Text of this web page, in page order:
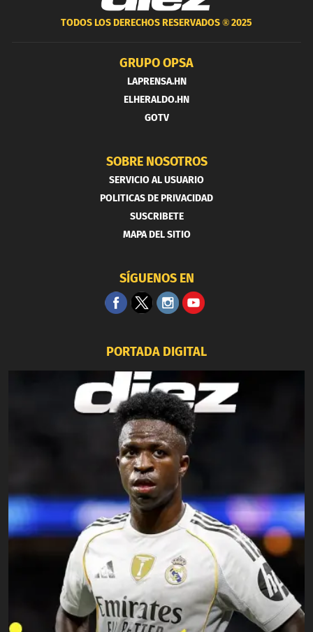
TODOS LOS DERECHOS RESERVADOS ®2025
GRUPO OPSA
LAPRENSA.HN
ELHERALDO.HN
GOTV
SOBRE NOSOTROS
SERVICIO AL USUARIO
POLITICAS DE PRIVACIDAD
SUSCRIBETE
MAPA DEL SITIO
SÍGUENOS EN
PORTADA DIGITAL